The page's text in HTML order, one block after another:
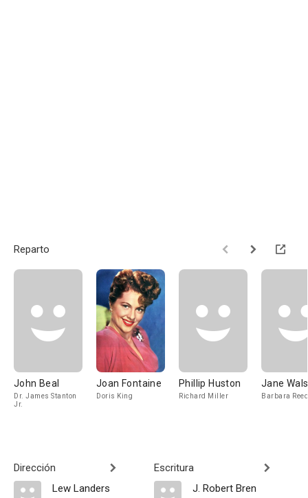
Reparto
John Beal
Dr. James Stanton
Jr.
Joan Fontaine
Doris King
Phillip Huston
Richard Miller
Jane
Barbara Reed
Dirección
Lew Landers
Escritura
J. Robert Bren